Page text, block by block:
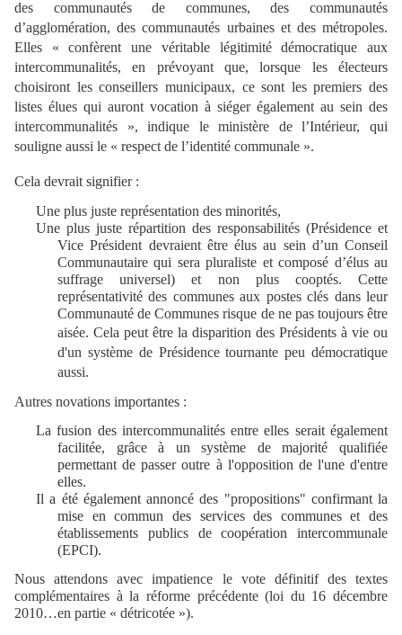
des communautés de communes, des communautés
d’agglomération, des communautés urbaines et des métropoles.
Elles « confèrent une véritable légitimité démocratique aux
intercommunalités, en prévoyant que, lorsque les électeurs
choisiront les conseillers municipaux, ce sont les premiers des
listes élues qui auront vocation à siéger également au sein des
intercommunalités », indique le ministère de l’Intérieur, qui
souligne aussi le « respect de l’identité communale ».
Cela devrait signifier :
Une plus juste représentation des minorités,
Une plus juste répartition des responsabilités (Présidence et
Vice Président devraient être élus au sein d’un Conseil
Communautaire qui sera pluraliste et composé d’élus au
suffrage universel) et non plus cooptés. Cette
représentativité des communes aux postes clés dans leur
Communauté de Communes risque de ne pas toujours être
aisée. Cela peut être la disparition des Présidents à vie ou
d'un système de Présidence tournante peu démocratique
aussi.
Autres novations importantes :
La fusion des intercommunalités entre elles serait également
facilitée, grâce à un système de majorité qualifiée
permettant de passer outre à l'opposition de l'une d'entre
elles.
Il a été également annoncé des "propositions" confirmant la
mise en commun des services des communes et des
établissements publics de coopération intercommunale
(EPCI).
Nous attendons avec impatience le vote définitif des textes
complémentaires à la réforme précédente (loi du 16 décembre
2010…en partie « détricotée »).